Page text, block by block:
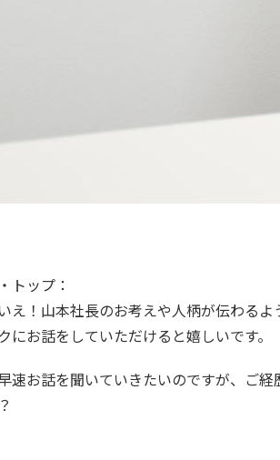
トップ：
え！山本社長のお考えや人柄が伝わる
にお話をしていただけると嬉しいです。
速お話を聞いていきたいのですが、ご